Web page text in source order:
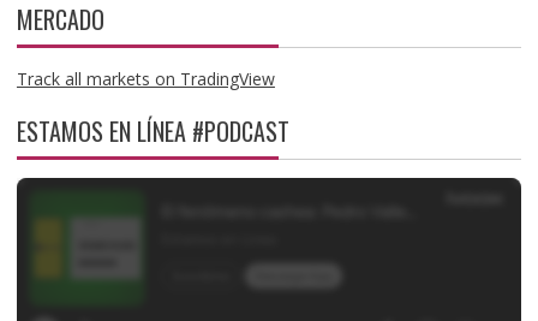
MERCADO
Track all markets on TradingView
ESTAMOS EN LÍNEA #PODCAST